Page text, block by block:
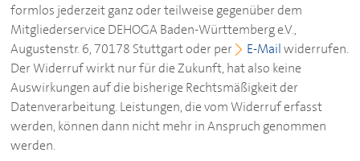
formlos jederzeit ganz oder teilweise gegenüber dem
MitgliederserviceDEHOGABaden-Württemberg e.V.,
Augustenstr. 6, 70178 Stuttgart oder per
E-Mailwiderrufen.
Der Widerruf wirkt nur für die Zukunft, hat also keine
Auswirkungen auf die bisherige Rechtsmäßigkeit der
Datenverarbeitung. Leistungen, die vom Widerruf erfasst
werden, können dann nicht mehr in Anspruch genommen
werden.